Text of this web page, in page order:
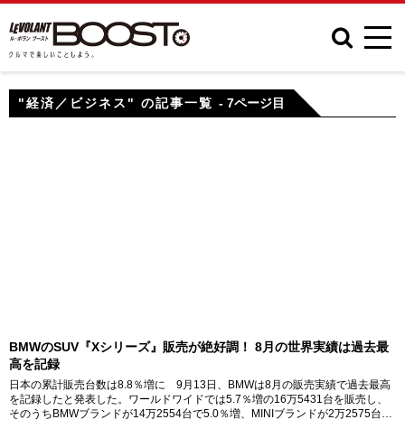
"経済／ビジネス" の記事一覧 - 7ページ目
BMWのSUV『Xシリーズ』販売が絶好調！ 8月の世界実績は過去最
高を記録
日本の累計販売台数は8.8％増に 9月13日、BMWは8月の販売実績で過去最高
を記録したと発表した。ワールドワイドでは5.7％増の16万5431台を販売し、
そのうちBMWブランドが14万2554台で5.0％増、MINIブランドが2万2575台で